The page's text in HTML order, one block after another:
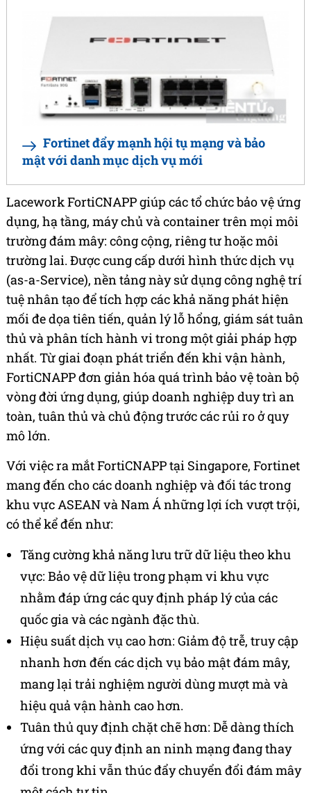
Fortinet đẩy mạnh hội tụ mạng và bảo
mật với danh mục dịch vụ mới
Lacework FortiCNAPP giúp các tổ chức bảo vệ ứng
dụng, hạ tầng, máy chủ và container trên mọi môi
trường đám mây: công cộng, riêng tư hoặc môi
trường lai. Được cung cấp dưới hình thức dịch vụ
(as-a-Service), nền tảng này sử dụng công nghệ trí
tuệ nhân tạo để tích hợp các khả năng phát hiện
mối đe dọa tiên tiến, quản lý lỗ hổng, giám sát tuân
thủ và phân tích hành vi trong một giải pháp hợp
nhất. Từ giai đoạn phát triển đến khi vận hành,
FortiCNAPP đơn giản hóa quá trình bảo vệ toàn bộ
vòng đời ứng dụng, giúp doanh nghiệp duy trì an
toàn, tuân thủ và chủ động trước các rủi ro ở quy
mô lớn.
Với việc ra mắt FortiCNAPP tại Singapore, Fortinet
mang đến cho các doanh nghiệp và đối tác trong
khu vực ASEAN và Nam Á những lợi ích vượt trội,
có thể kể đến như:
Tăng cường khả năng lưu trữ dữ liệu theo khu
vực: Bảo vệ dữ liệu trong phạm vi khu vực
nhằm đáp ứng các quy định pháp lý của các
quốc gia và các ngành đặc thù.
Hiệu suất dịch vụ cao hơn: Giảm độ trễ, truy cập
nhanh hơn đến các dịch vụ bảo mật đám mây,
mang lại trải nghiệm người dùng mượt mà và
hiệu quả vận hành cao hơn.
Tuân thủ quy định chặt chẽ hơn: Dễ dàng thích
ứng với các quy định an ninh mạng đang thay
đổi trong khi vẫn thúc đẩy chuyển đổi đám mây